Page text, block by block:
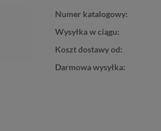
Numer katalogowy:
Wysyłka w ciągu:
Koszt dostawy od:
Darmowa wysyłka: